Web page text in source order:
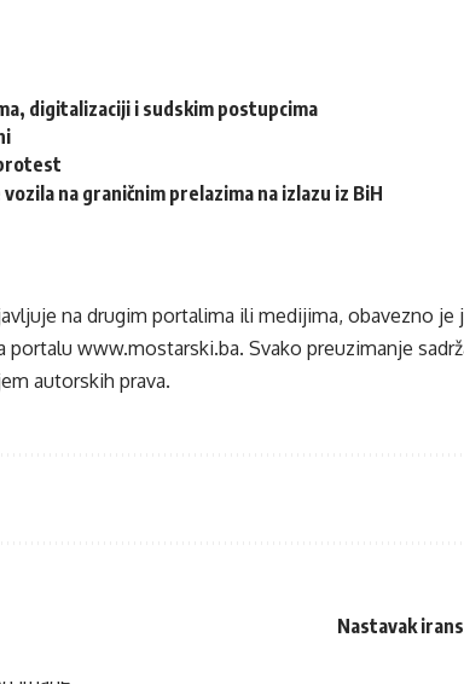
digitalizaciji i sudskim postupcima
na graničnim prelazima na izlazu iz BiH
na drugim portalima ili medijima, obavezno je
portalu www.mostarski.ba. Svako preuzimanje
autorskih prava.
Nastavak